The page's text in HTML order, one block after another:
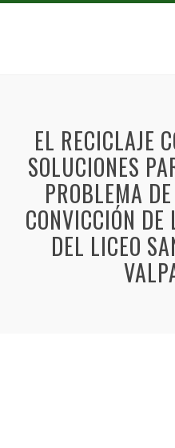
EL RECICLAJE
SOLUCIONES
PROBLEMA
CONVICCIÓN DE
DEL LICEO